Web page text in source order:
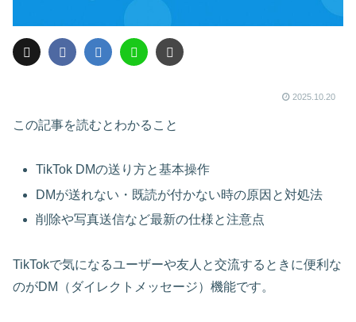
2025.10.20
この記事を読むとわかること
TikTok DMの送り方と基本操作
DMが送れない・既読が付かない時の原因と対処法
削除や写真送信など最新の仕様と注意点
TikTokで気になるユーザーや友人と交流するときに便利な
のがDM（ダイレクトメッセージ）機能です。